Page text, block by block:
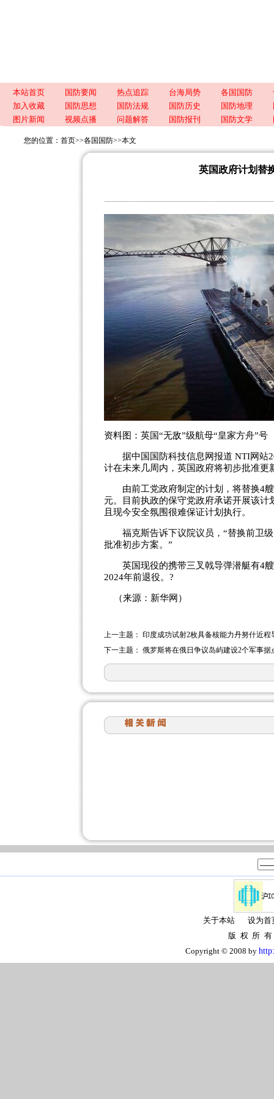
本站首页 国防要闻 热点追踪 台海局势 各国国防
加入收藏
国防思想 国防法规 国防历史 国防地理
图片新闻
视频点播 问题解答 国防报刊 国防文学
您的位置： 首页>>各国国防>>本文
英国政府计划替
资料图：英国“无敌”级航母“皇家方舟”号
据中国国防科技信息网报道 NTI网站
计在未来几周内，英国政府将初步批准更
由前工党政府制定的计划，将替换4艘
元。目前执政的保守党政府承诺开展该
且现今安全氛围很难保证计划执行。
福克斯告诉下议院议员，“替换前卫级
批准初步方案。”
英国现役的携带三叉戟导弹潜艇有4
2024年前退役。?
（来源：新华网）
上一主题： 印度成功试射2枚具备核能力丹努什近程
下一主题： 俄罗斯将在俄日争议岛屿建设2个军事据